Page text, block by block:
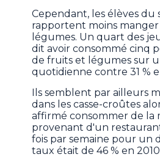
Cependant, les élèves du
rapportent moins
légumes. Un quart des
dit avoir consommé cinq
de fruits et légumes sur
quotidienne contre 31 %
Ils semblent par ailleurs
dans les casse-croûtes
affirmé consommer de la
provenant d'un
fois par semaine pour un
taux était de 46 % en